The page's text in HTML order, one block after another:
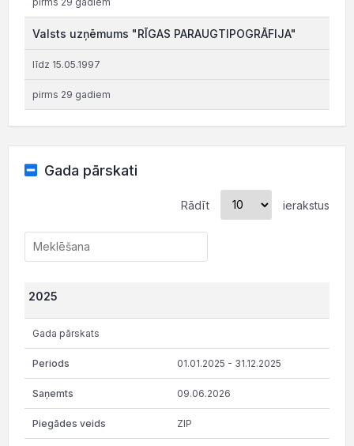
Valsts uzņēmums "RĪGAS PARAUGTIPOGRĀFIJA"
līdz 15.05.1997
pirms 29 gadiem
Gada pārskati
Rādīt ierakstus
2025
Gada pārskats
01.01.2025 - 31.12.2025
09.06.2026
ZIP